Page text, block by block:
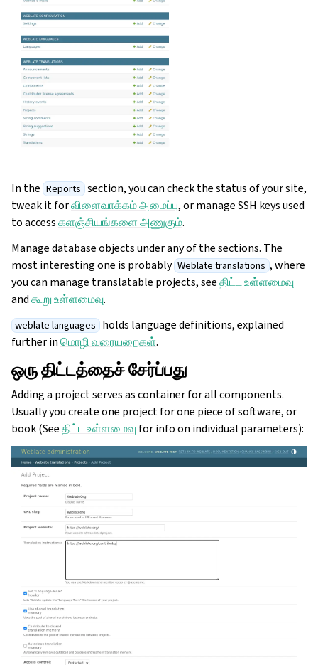
In the Reports section, you can check the status of your site,
tweak it forவிளைவாக்கம் அமைப்பு, or manage SSH keys used
to accessகளஞ்சியங்களை அணுகும்.
Manage database objects under any of the sections. The
most interesting one is probably Weblate translations , where
you can manage translatable projects, seeதிட்ட உள்ளமைவு
andகூறு உள்ளமைவு.
weblate languages holds language definitions, explained
further inமொழி வரையறைகள்.
ஒரு திட்டத்தைச் சேர்ப்பது
Adding a project serves as container for all components.
Usually you create one project for one piece of software, or
book (Seeதிட்ட உள்ளமைவுfor info on individual parameters):